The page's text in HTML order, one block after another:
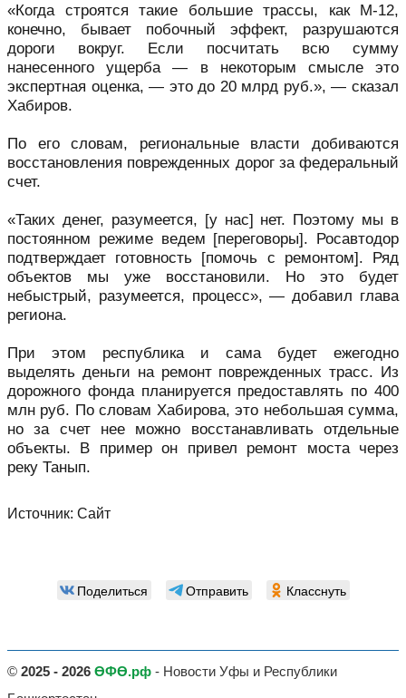
«Когда строятся такие большие трассы, как М-12,
конечно, бывает побочный эффект, разрушаются
дороги вокруг. Если посчитать всю сумму
нанесенного ущерба — в некоторым смысле это
экспертная оценка, — это до 20 млрд руб.», — сказал
Хабиров.
По его словам, региональные власти добиваются
восстановления поврежденных дорог за федеральный
счет.
«Таких денег, разумеется, [у нас] нет. Поэтому мы в
постоянном режиме ведем [переговоры]. Росавтодор
подтверждает готовность [помочь с ремонтом]. Ряд
объектов мы уже восстановили. Но это будет
небыстрый, разумеется, процесс», — добавил глава
региона.
При этом республика и сама будет ежегодно
выделять деньги на ремонт поврежденных трасс. Из
дорожного фонда планируется предоставлять по 400
млн руб. По словам Хабирова, это небольшая сумма,
но за счет нее можно восстанавливать отдельные
объекты. В пример он привел ремонт моста через
реку Танып.
Источник: Сайт
Поделиться Отправить Класснуть
© 2025 - 2026 ӨФӨ.рф - Новости Уфы и Республики